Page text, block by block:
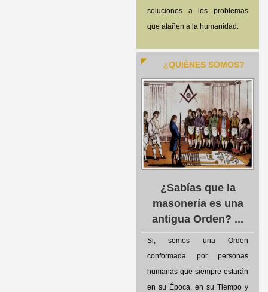
soluciones a los problemas
que atañen a la humanidad.
¿QUIÉNES SOMOS?
¿Sabías que la
masonería es una
antigua Orden? ...
Si, somos una Orden
conformada por personas
humanas que siempre estarán
en su Época, en su Tiempo y